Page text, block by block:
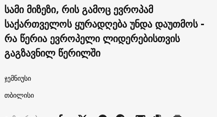
სამი მიზეზი, რის გამოც ევროპამ
საქართველოს ყურადღება უნდა დაუთმოს -
რა წერია ევროპელი ლიდერებისთვის
გაგზავნილ წერილში
ჯემნიუსი
თბილისი